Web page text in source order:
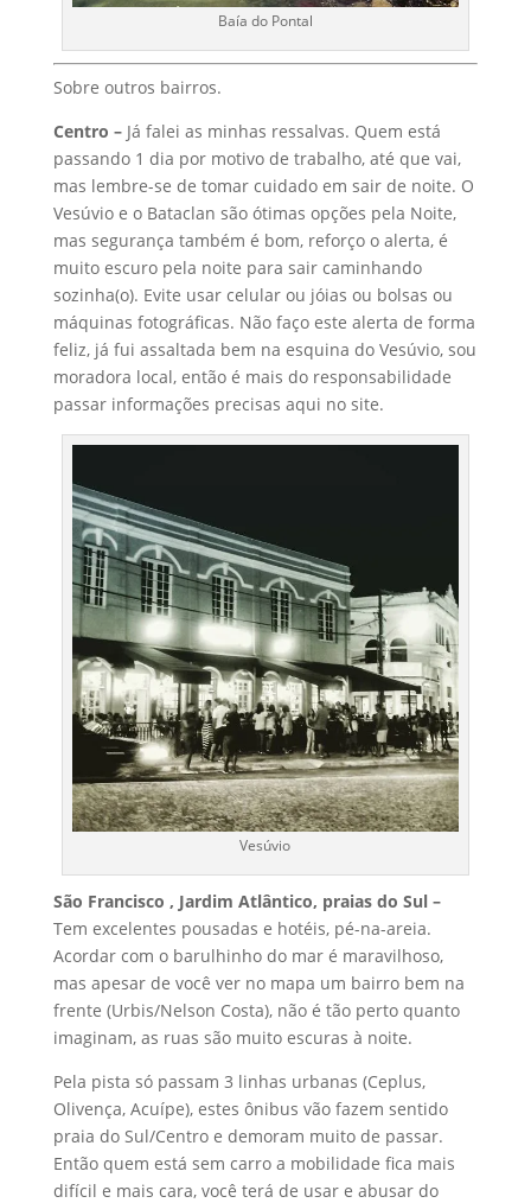
Baía do Pontal
Sobre outros bairros.
Centro –Já falei as minhas ressalvas. Quem está
passando 1 dia por motivo de trabalho, até que vai,
mas lembre-se de tomar cuidado em sair de noite. O
Vesúvio e o Bataclan são ótimas opções pela Noite,
mas segurança também é bom, reforço o alerta, é
muito escuro pela noite para sair caminhando
sozinha(o). Evite usar celular ou jóias ou bolsas ou
máquinas fotográficas. Não faço este alerta de forma
feliz, já fui assaltada bem na esquina do Vesúvio, sou
moradora local, então é mais do responsabilidade
passar informações precisas aqui no site.
Vesúvio
São Francisco , Jardim Atlântico, praias do Sul –
Tem excelentes pousadas e hotéis, pé-na-areia.
Acordar com o barulhinho do mar é maravilhoso,
mas apesar de você ver no mapa um bairro bem na
frente (Urbis/Nelson Costa), não é tão perto quanto
imaginam, as ruas são muito escuras à noite.
Pela pista só passam 3 linhas urbanas (Ceplus,
Olivença, Acuípe), estes ônibus vão fazem sentido
praia do Sul/Centro e demoram muito de passar.
Então quem está sem carro a mobilidade fica mais
difícil e mais cara, você terá de usar e abusar do